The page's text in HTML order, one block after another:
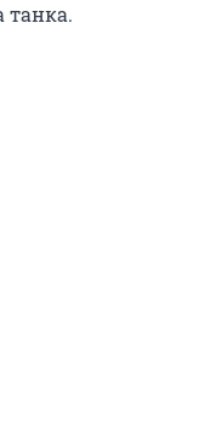
танка.